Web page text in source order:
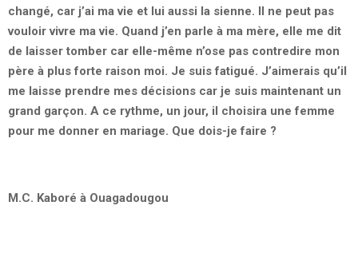
changé, car j’ai ma vie et lui aussi la sienne. Il ne peut pas
vouloir vivre ma vie. Quand j’en parle à ma mère, elle me dit
de laisser tomber car elle-même n’ose pas contredire mon
père à plus forte raison moi. Je suis fatigué. J’aimerais qu’il
me laisse prendre mes décisions car je suis maintenant un
grand garçon. A ce rythme, un jour, il choisira une femme
pour me donner en mariage. Que dois-je faire ?
M.C. Kaboré à Ouagadougou